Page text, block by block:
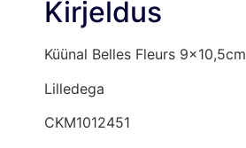
Kirjeldus
Küünal Belles Fleurs 9×10,5cm
Lilledega
CKM1012451